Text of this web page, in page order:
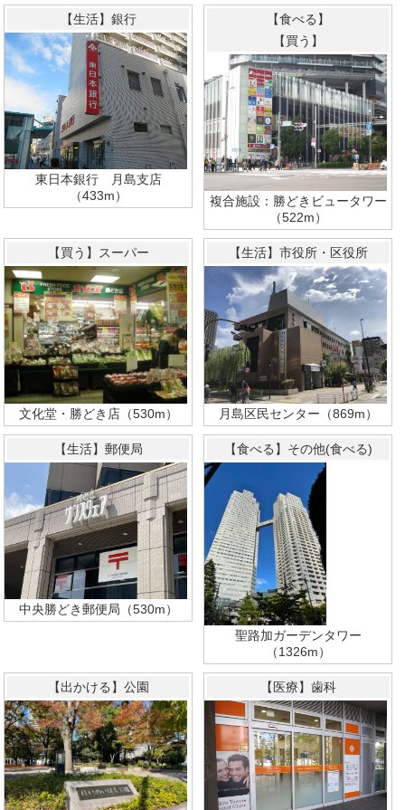
【生活】銀行
東日本銀行 月島支店
（433m）
【食べる】
【買う】
複合施設：勝どきビュータワー
（522m）
【買う】スーパー
文化堂・勝どき店（530m）
【生活】市役所・区役所
月島区民センター（869m）
【生活】郵便局
中央勝どき郵便局（530m）
【食べる】その他(食べる)
聖路加ガーデンタワー
（1326m）
【出かける】公園 【医療】歯科